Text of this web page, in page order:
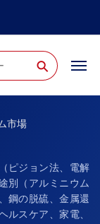
⚲
市場
ピジョン法、電解
別（アルミニウム
鋼の脱硫、金属還
ルスケア、家電、